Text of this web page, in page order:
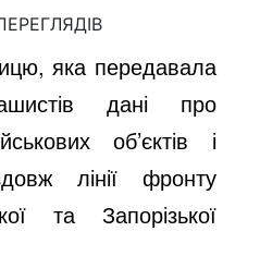
y
V
i
яка передавала
дані про
об’єктів і
лінії фронту
та Запорізької